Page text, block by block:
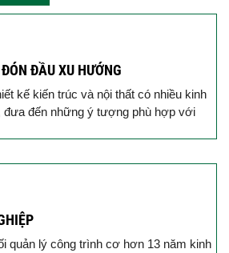
ĐẦU XU HƯỚNG
kế kiến trúc và nội thất có nhiều kinh
đưa đến những ý tượng phù hợp với
quản lý công trình cơ hơn 13 năm kinh